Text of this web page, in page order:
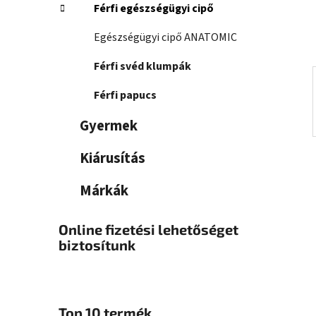
Férfi egészségügyi cipő
Egészségügyi cipő ANATOMIC
Férfi svéd klumpák
Férfi papucs
Gyermek
Kiárusítás
Márkák
Online fizetési lehetőséget
biztosítunk
Top 10 termék